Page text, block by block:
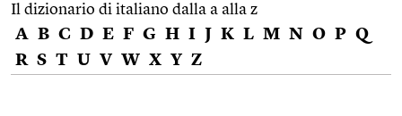
Il dizionario di italiano dalla a alla z
A B C D E F G H I J K L M N O P Q
R S T U V W X Y Z